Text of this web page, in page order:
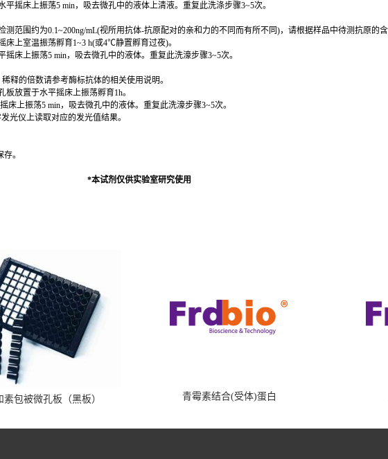
摇床上振荡5 min，吸去微孔中的液体上清液。重复此洗涤步骤3~5次。
范围约为0.1~200ng/mL(视所用抗体-抗原配对的亲和力的不同而有所不同)，请根据样品中待测抗原的
上室温振荡孵育1~3 h(或4℃静置孵育过夜)。
床上振荡5 min，吸去微孔中的液体。重复此洗濠步骤3~5次。
释的倍数请参考酶标抗体的相关使用说明。
放置于水平摇床上振荡孵育1h。
上振荡5 min，吸去微孔中的液体。重复此洗濠步骤3~5次。
光仪上读取对应的发光值结果。
。
*本试剂仅供实验室研究使用
素包被微孔板（黑板） 青霉素结合(受体)蛋白